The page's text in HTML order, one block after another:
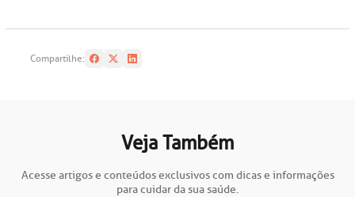
Compartilhe:
Veja Também
Acesse artigos e conteúdos exclusivos com dicas e informações
para cuidar da sua saúde.